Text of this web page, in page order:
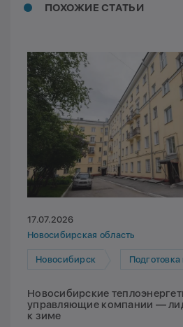
ПОХОЖИЕ СТАТЬИ
17.07.2026
Новосибирская область
Новосибирск
Новосибирские
управляющие компании —
к зиме